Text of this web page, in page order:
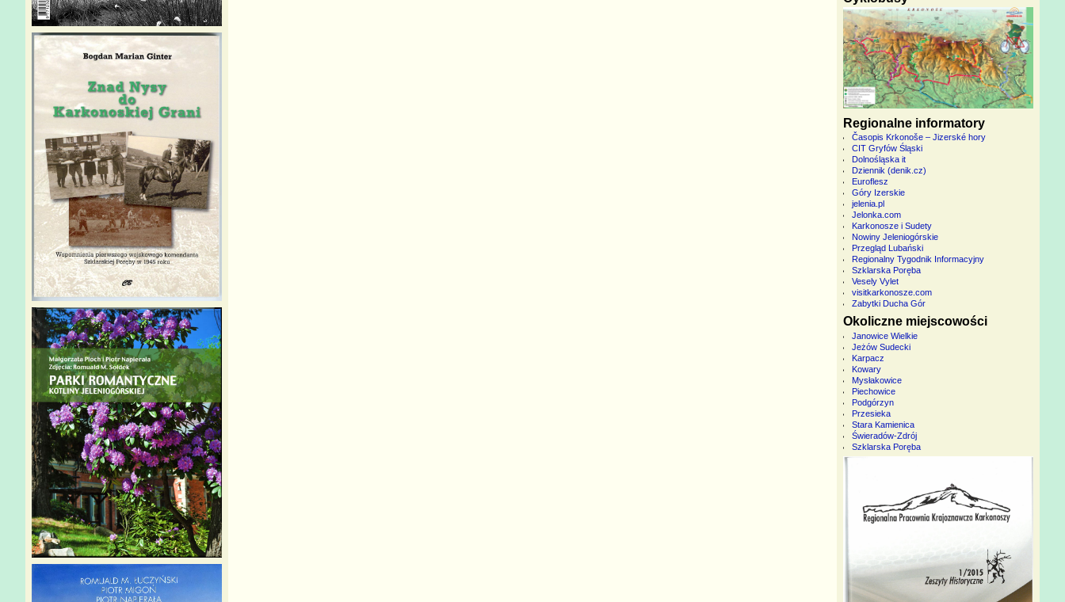
Regionalne informatory
Časopis Krkonoše – Jizerské hory
CIT Gryfów Śląski
Dolnośląska it
Dziennik (denik.cz)
Euroflesz
Góry Izerskie
jelenia.pl
Jelonka.com
Karkonosze i Sudety
Nowiny Jeleniogórskie
Przegląd Lubański
Regionalny Tygodnik Informacyjny
Szklarska Poręba
Vesely Vylet
visitkarkonosze.com
Zabytki Ducha Gór
Okoliczne miejscowości
Janowice Wielkie
Jeżów Sudecki
Karpacz
Kowary
Mysłakowice
Piechowice
Podgórzyn
Przesieka
Stara Kamienica
Świeradów-Zdrój
Szklarska Poręba